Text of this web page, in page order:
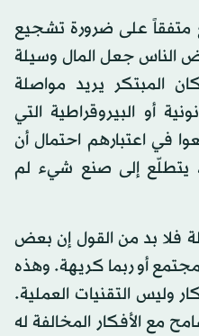
متفقاً على ضرورة تشجيع
الناس جعل المال وسيلة
المبتكر يريد مواصلة
أو البيروقراطية التي
في اعتبارهم احتمال أن
يتطلّع إلى صنع شيء لم
فلا بد من القول إن بعض
أو ربما كريهة. وهذه
وليس التقنيات العملية.
مع الأفكار المخالفة له